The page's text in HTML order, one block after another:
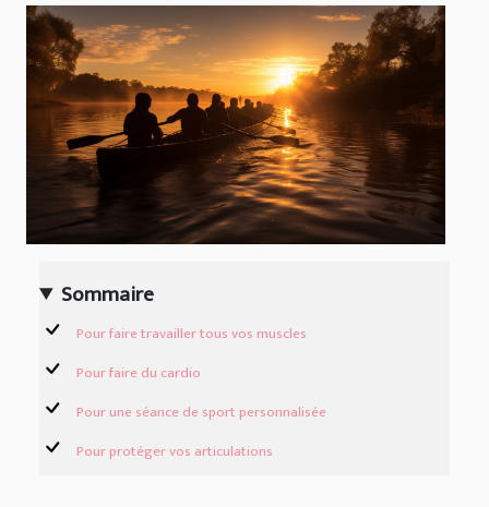
Sommaire
Pour faire travailler tous vos muscles
Pour faire du cardio
Pour une séance de sport personnalisée
Pour protéger vos articulations